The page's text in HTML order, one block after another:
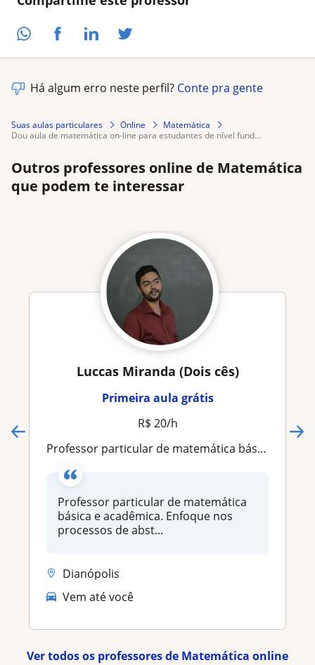
Há algum erro neste perfil? Conte pra gente
Suas aulas particulares Online
Matemática
dou aula de matemática on-line para estudantes de nível fund...
Outros professores online de Matemática
que podem te interessar
Luccas Miranda (Dois cês)
Primeira aula grátis
R$ 20/h
Professor particular de matemática básica e acadêmica. Enfoque nos processos de abstração, resolução de problemas e teoria
Professor particular de matemática
básica e acadêmica. Enfoque nos
processos de abst...
Dianópolis
Vem até você
Ver todos os professores de Matemática online